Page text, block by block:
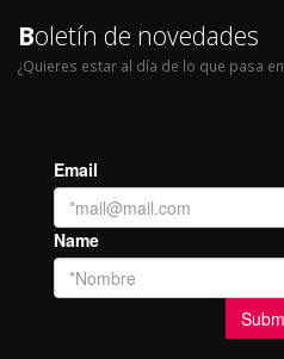
Boletín de novedades
¿Quieres estar al día de lo que pasa en